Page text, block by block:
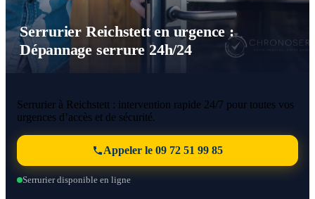
Serrurier Reichstett en urgence :
Dépannage serrure 24h/24
Serrurier à Reichstett : intervention rapide 24/7 pour toutes vos
urgences d’accès et de sécurité.
Appeler le 09 72 51 99 85
Serrurier disponible en ligne